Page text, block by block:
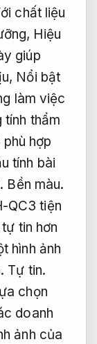
chất liệu
Hiệu
giúp
Nổi bật
làm việc
tính thẩm
hợp
tính bài
Bền màu.
QC3 tiện
tin hơn
hình ảnh
Tự tin.
chọn
doanh
ảnh của